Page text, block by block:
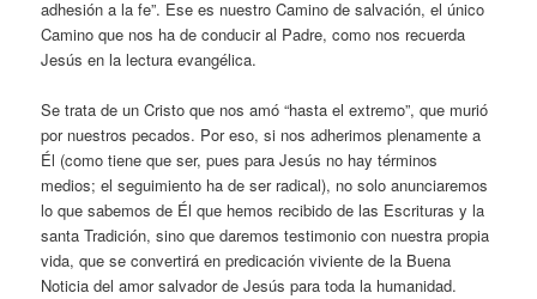
adhesión a la fe”. Ese es nuestro Camino de salvación, el único
Camino que nos ha de conducir al Padre, como nos recuerda
Jesús en la lectura evangélica.
Se trata de un Cristo que nos amó “hasta el extremo”, que murió
por nuestros pecados. Por eso, si nos adherimos plenamente a
Él (como tiene que ser, pues para Jesús no hay términos
medios; el seguimiento ha de ser radical), no solo anunciaremos
lo que sabemos de Él que hemos recibido de las Escrituras y la
santa Tradición, sino que daremos testimonio con nuestra propia
vida, que se convertirá en predicación viviente de la Buena
Noticia del amor salvador de Jesús para toda la humanidad.